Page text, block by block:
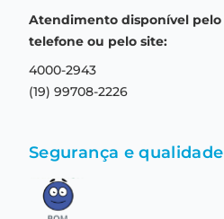
Aviso de privacidade
Termos e condições de uso
Central de relacionamento
Atendimento disponível pelo
telefone ou pelo site:
4000-2943
(19) 99708-2226
Segurança e qualidade